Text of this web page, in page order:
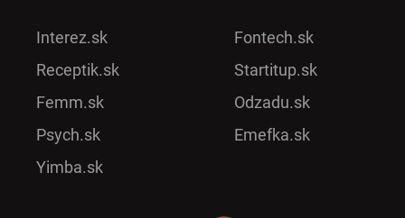
Interez.sk
Receptik.sk
Femm.sk
Psych.sk
Yimba.sk
Fontech.sk
Startitup.sk
Odzadu.sk
Emefka.sk